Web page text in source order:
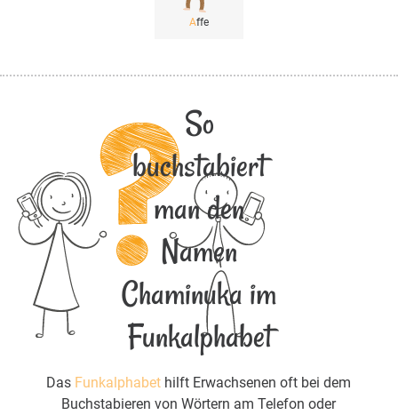
Affe
So
buchstabiert
man den
Namen
Chaminuka im
Funkalphabet
Das Funkalphabet hilft Erwachsenen oft bei dem
Buchstabieren von Wörtern am Telefon oder